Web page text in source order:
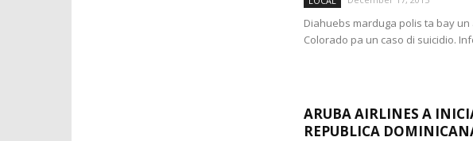
Diahuebs marduga polis ta bay
Colorado pa un caso di suicidio.
ARUBA AIRLINES A
REPUBLICA